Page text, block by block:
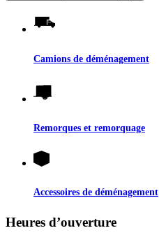
Camions de déménagement
Remorques et remorquage
Accessoires de déménagement
Heures d’ouverture